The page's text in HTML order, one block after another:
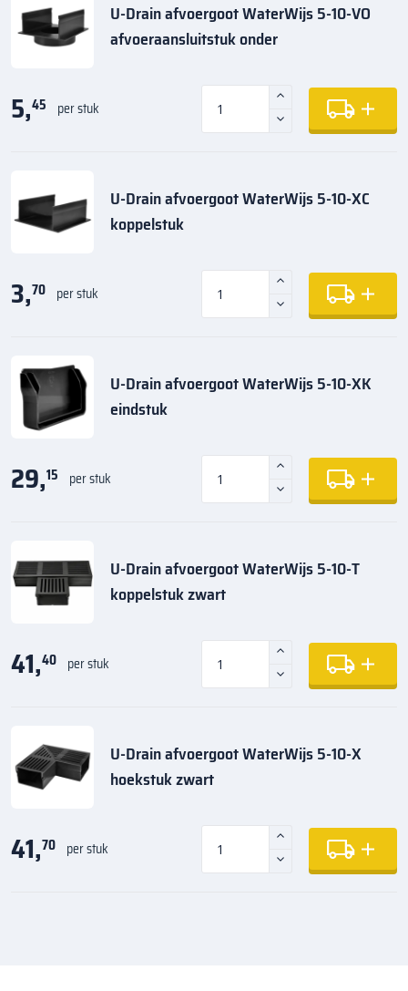
U-Drain afvoergoot WaterWijs 5-10-VO
afvoeraansluitstuk onder
5,45 per stuk
U-Drain afvoergoot WaterWijs 5-10-XC
koppelstuk
3,70 per stuk
U-Drain afvoergoot WaterWijs 5-10-XK
eindstuk
29,15 per stuk
U-Drain afvoergoot WaterWijs 5-10-T
koppelstuk zwart
41,40 per stuk
U-Drain afvoergoot WaterWijs 5-10-X
hoekstuk zwart
41,70 per stuk